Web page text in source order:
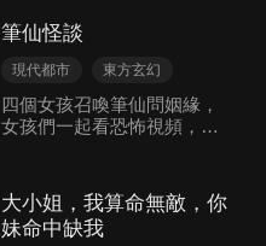
男主屢次為她解圍，最終簡
守一生。
出軌謀殺等一系列重大事
件，最後通過日記改變命
運！ 重新修復自己的人生。
筆仙怪談
現代都市
東方玄幻
玄幻
四個女孩召喚筆仙問姻緣，
女孩們一起看恐怖視頻，傳
時，女鬼在手機中爬出； 被
奇怪聲音吸引到閣樓，看到
故去好友，並遭遇鬼襲擊。
大小姐，我算命無敵，你
妹命中缺我